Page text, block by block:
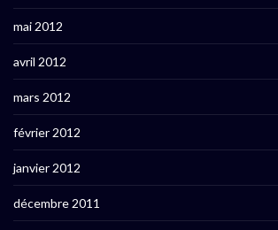
mai 2012
avril 2012
mars 2012
février 2012
janvier 2012
décembre 2011